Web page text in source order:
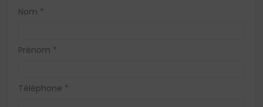
Nom *
Prénom *
Téléphone *